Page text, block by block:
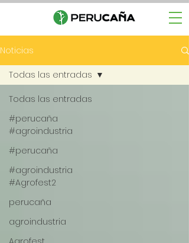
Noticias
Todas las entradas
#perucaña
#agroindustria
#perucaña
#agroindustria
#Agrofest2
perucaña
agroindustria
Todas las entradas